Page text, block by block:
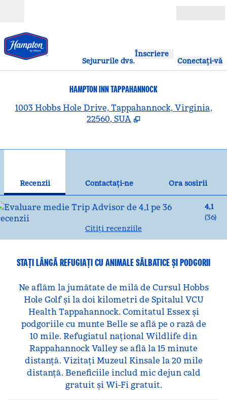
Sejururile dvs.
Înscriere
Conectați-vă
HAMPTON INN TAPPAHANNOCK
1003 Hobbs Hole Drive, Tappahannock, Virginia,
22560, SUA
Recenzii Contactaţi-ne
Ora sosirii
4,1
(36)
Citiți recenziile
STAȚI LÂNGĂ REFUGIAȚI CU ANIMALE SĂLBATICE ȘI PODGORII
Ne aflăm la jumătate de milă de Cursul Hobbs
Hole Golf și la doi kilometri de Spitalul VCU
Health Tappahannock. Comitatul Essex și
podgoriile cu munte Belle se află pe o rază de
10 mile. Refugiatul național Wildlife din
Rappahannock Valley se află la 15 minute
distanță. Vizitați Muzeul Kinsale la 20 mile
distanță. Beneficiile includ mic dejun cald
gratuit și Wi-Fi gratuit.